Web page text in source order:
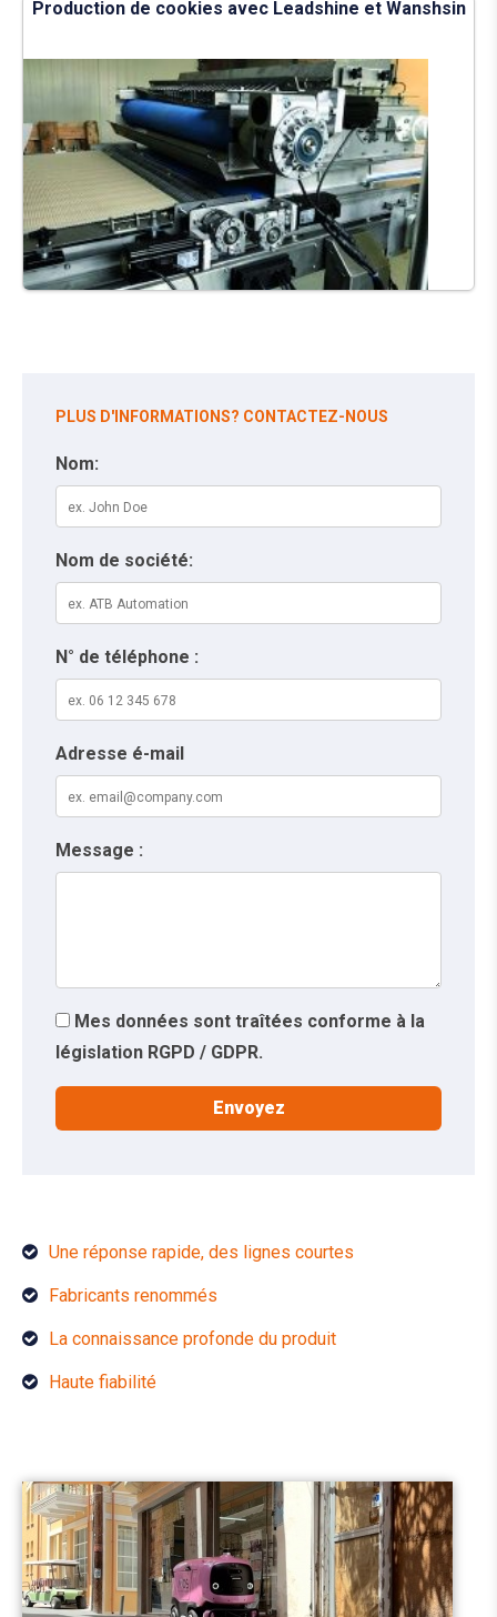
Production de cookies avec Leadshine et Wanshsin
PLUS D'INFORMATIONS? CONTACTEZ-NOUS
Nom:
Nom de société:
N° de téléphone :
Adresse é-mail
Message :
Mes données sont traîtées conforme à la
législation RGPD / GDPR.
Une réponse rapide, des lignes courtes
Fabricants renommés
La connaissance profonde du produit
Haute fiabilité